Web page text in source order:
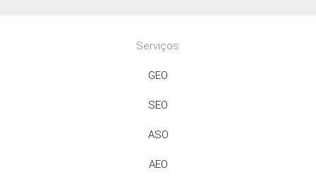
Serviços:
GEO
SEO
ASO
AEO